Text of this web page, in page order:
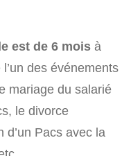
est de 6 mois à
des événements
mariage du salarié
le divorce
Pacs avec la